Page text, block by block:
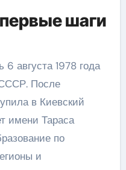
шаги
6 августа 1978 года
После
в Киевский
имени Тараса
по
и